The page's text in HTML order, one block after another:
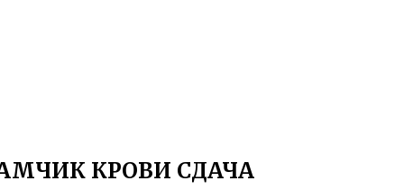
КРОВИ СДАЧА